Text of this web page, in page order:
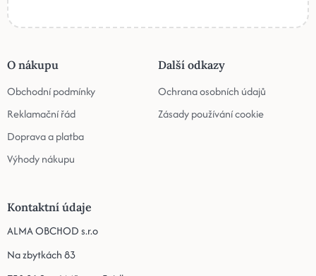
O nákupu
Obchodní podmínky
Reklamační řád
Doprava a platba
Výhody nákupu
Další odkazy
Ochrana osobních údajů
Zásady používání cookie
Kontaktní údaje
ALMA OBCHOD s.r.o
Na zbytkách 83